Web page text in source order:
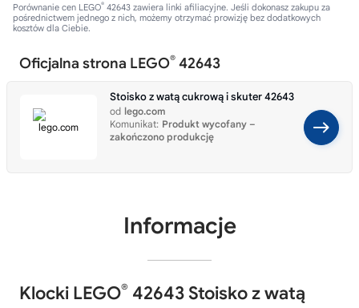
Porównanie cen LEGO® 42643 zawiera linki afiliacyjne. Jeśli dokonasz zakupu za
pośrednictwem jednego z nich, możemy otrzymać prowizję bez dodatkowych
kosztów dla Ciebie.
Oficjalna strona LEGO® 42643
Stoisko z watą cukrową i skuter 42643
od lego.com
Komunikat: Produkt wycofany –
zakończono produkcję
Informacje
Klocki LEGO® 42643 Stoisko z watą